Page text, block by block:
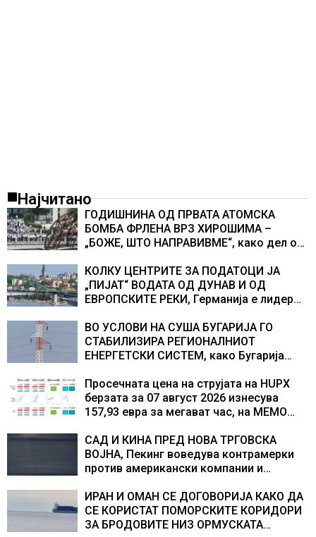
Најчитано
ГОДИШНИНА ОД ПРВАТА АТОМСКА
БОМБА ФРЛЕНА ВРЗ ХИРОШИМА –
„БОЖЕ, ШТО НАПРАВИВМЕ“, како дел од
учесниците во бомбардирањето го
доживуваа овој настан што го промени
текот на историјата
КОЛКУ ЦЕНТРИТЕ ЗА ПОДАТОЦИ ЈА
„ПИЈАТ“ ВОДАТА ОД ДУНАВ И ОД
ЕВРОПСКИТЕ РЕКИ, Германија е лидер
центри за податоци
ВО УСЛОВИ НА СУША БУГАРИЈА ГО
СТАБИЛИЗИРА РЕГИОНАЛНИОТ
ЕНЕРГЕТСКИ СИСТЕМ, како Бугарија
складирање на енергија од батерии
Просечната цена на струјата на HUPX
берзата за 07 август 2026 изнесува
157,93 евра за мегават час, на МЕМО
САД И КИНА ПРЕД НОВА ТРГОВСКА
ВОЈНА, Пекинг воведува контрамерки
против американски компании и
ИРАН И ОМАН СЕ ДОГОВОРИЈА КАКО ДА
СЕ КОРИСТАТ ПОМОРСКИТЕ КОРИДОРИ
ЗА БРОДОВИТЕ НИЗ ОРМУСКАТА